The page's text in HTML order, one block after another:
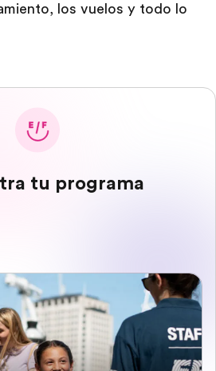
los vuelos y todo lo
tu programa